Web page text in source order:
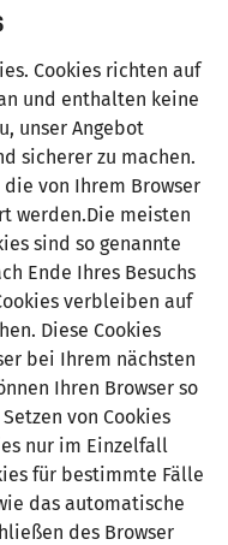
Cookies richten auf
und enthalten keine
unser Angebot
sicherer zu machen.
von Ihrem Browser
werden.Die meisten
sind so genannte
Ende Ihres Besuchs
verbleiben auf
Diese Cookies
bei Ihrem nächsten
Ihren Browser so
von Cookies
nur im Einzelfall
für bestimmte Fälle
das automatische
des Browser